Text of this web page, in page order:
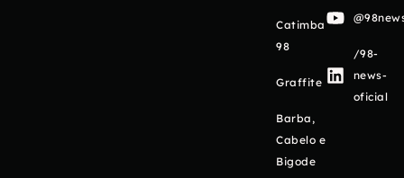
Catimba
98
Graffite
Barba,
Cabelo e
Bigode
/98-
news-
oficial